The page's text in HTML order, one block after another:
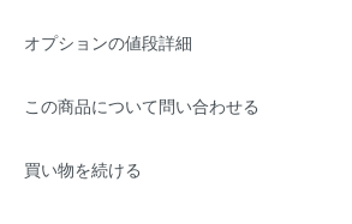
オプションの値段詳細
この商品について問い合わせる
買い物を続ける